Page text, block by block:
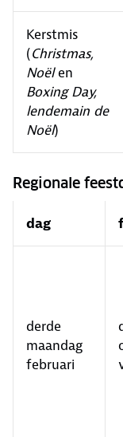
Kerstmis
(Christmas,
Noëlen
Boxing Day,
lendemain de
Noël)
Regionale
dag
derde
maandag
februari